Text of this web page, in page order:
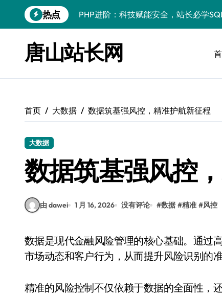
到
热点
PHP进阶：科技赋能安全，站长必学防
PHP进阶：科技赋能，深度解码安全防
云安全护航传媒数据新趋势
VR跨界融合新趋势：站长资源全攻略
云计算弹性架构：智能资源调配揭秘
PHP进阶：机器学习赋能安全策略，智
唐山站长网
首页 大数据 数据筑基强风控，精准护航新征程
大数据
数据筑基强风控
由 dawei 1 月 16, 2026 没有评论 #数据 #精准 #风控
数据是现代金融风险管理的核心基础。通过高效的数据采集与处理，金融机构能够更全面地了解
市场动态和客户行为，从而提升风险识别的准
精准的风险控制不仅依赖于数据的全面性，